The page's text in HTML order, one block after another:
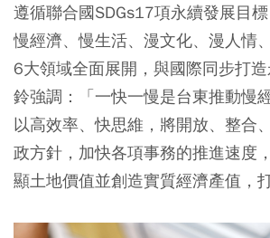
遵循聯合國SDGs17項永續發展目
慢經濟、慢生活、漫文化、漫人情
6大領域全面展開，與國際同步打
鈴強調：「一快一慢是台東推動慢
以高效率、快思維，將開放、整合
政方針，加快各項事務的推進速度
顯土地價值並創造實質經濟產值，